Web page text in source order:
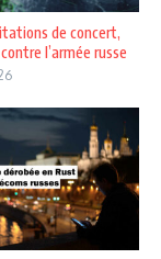
de concert,
l’armée russe